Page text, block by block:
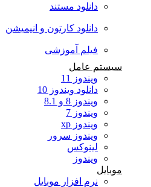
دانلود مستند
دانلود کارتون و انیمیشن
فیلم آموزشی
عامل
ویندوز 11
دانلود ویندوز 10
ویندوز 8 و 8.1
ویندوز 7
ویندوز xp
ویندوز سرور
لینوکس
نرم افزار موبایل